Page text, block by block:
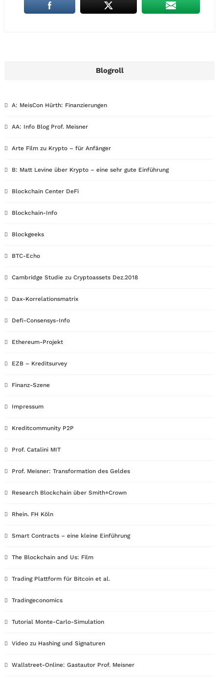
Blogroll
A: MeisCon Hürth: Finanzierungen
AA: Info Blog Prof. Meisner
Arte Film zu Krypto – für Anfänger
B: Matt Levine über Krypto – eine sehr gute Einführung
Blockchain Center DeFi
Blockchain-Info
Blockgeeks
BTC-Echo
Cambridge Studie zu Cryptoassets Dez.2018
Dax-Korrelationsmatrix
Defi-Consensys-Info
Ethereum-Projekt
EZB – Kreditsurvey
Finanz-Szene
Impressum
Kreditcommunity P2P
Prof. Catalini MIT
Prof. Meisner: Transformation des Geldes
Research Blockchain über Smith+Crown
Rhein. FH Köln
Smart Contracts – eine kleine Einführung
The Blockchain and Us: Film
Trading Plattform für Bitcoin et al.
Tradingeconomics
Tutorial Monte-Carlo-Simulation
Video zu Hashing und Signaturen
Wallstreet-Online: Gastautor Prof. Meisner